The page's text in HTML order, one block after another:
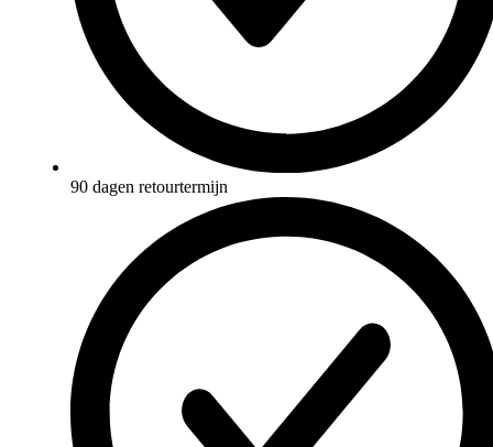
90 dagen retourtermijn